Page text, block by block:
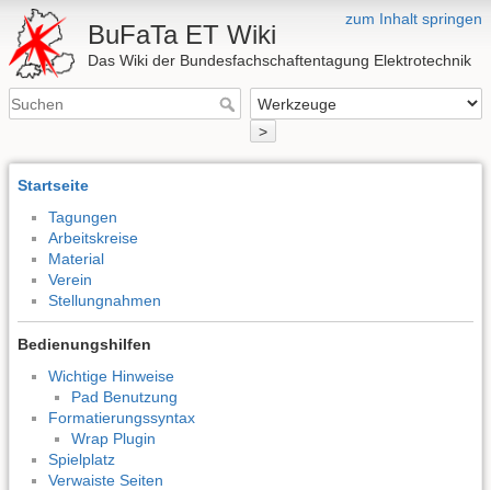
zum Inhalt springen
BuFaTa ET Wiki
Das Wiki der Bundesfachschaftentagung Elektrotechnik
>
Startseite
Tagungen
Arbeitskreise
Material
Verein
Stellungnahmen
Bedienungshilfen
Wichtige Hinweise
Pad Benutzung
Formatierungssyntax
Wrap Plugin
Spielplatz
Verwaiste Seiten